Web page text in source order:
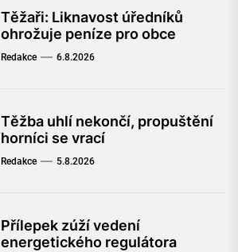
Těžaři: Liknavost úředníků
ohrožuje peníze pro obce
Redakce 6.8.2026
Těžba uhlí nekončí, propuštění
horníci se vrací
Redakce 5.8.2026
Přílepek zúží vedení
energetického regulátora